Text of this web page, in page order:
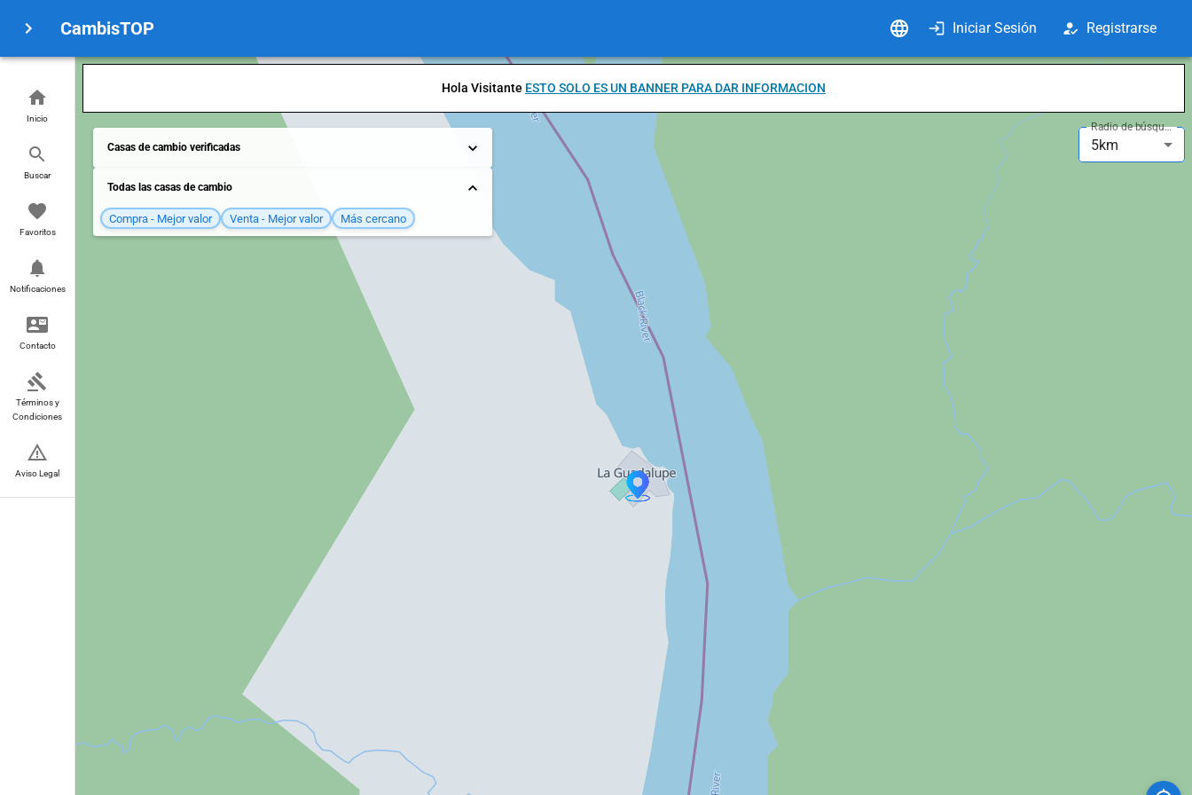
CambisTOP Iniciar Sesión Registrarse
Inicio
Buscar
Favoritos
Notificaciones
Contacto
Términos y
Condiciones
Aviso Legal
Hola Visitante ESTO SOLO ES UN BANNER PARA DAR INFORMACION
Radio de búsqueda
5km
Casas de cambio verificadas
Todas las casas de cambio
Compra - Mejor valor Venta - Mejor valor Más cercano